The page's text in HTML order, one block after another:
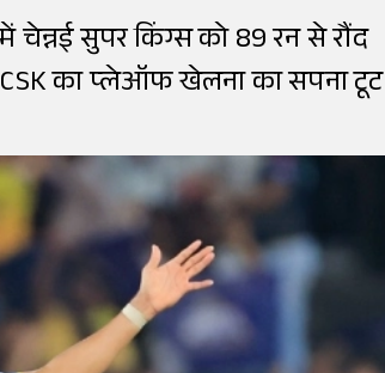
सुपर किंग्स को 89 रन से रौंद
का प्लेऑफ खेलना का सपना टूट